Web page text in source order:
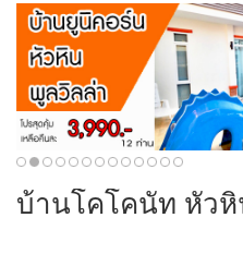
บ้านโคโคนัท หัว